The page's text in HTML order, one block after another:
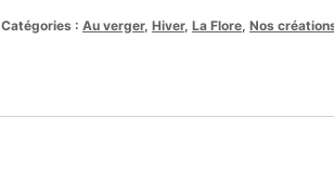
:
Catégories : Au verger, Hiver, La Flore, Nos